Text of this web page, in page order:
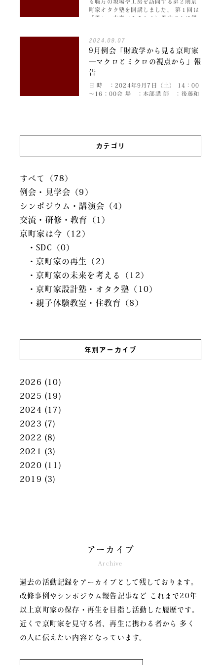
る職方の現場や工房を訪問する第２期京
町家オタク塾を開講しました。 第１回は
「畳」。東奥（あちおく）畳店さんに伺
2024.09.07
9月例会「財政学から見る京町家
―マクロとミクロの視点から」報
告
日 時 ：2024年9月7日（土） 14：00
～16：00会 場 ：本部講 師 ：後藤和
カテゴリ
すべて（78）
例会・見学会（9）
シンポジウム・講演会（4）
交流・研修・教育（1）
京町家は今（12）
・SDC（0）
・京町家の再生（2）
・京町家の未来を考える（12）
・京町家設計塾・オタク塾（10）
・親子体験教室・住教育（8）
年別アーカイブ
2026 (10)
2025 (19)
2024 (17)
2023 (7)
2022 (8)
2021
(3)
2020 (11)
2019 (3)
アーカイブ
Archive
過去の活動記録をアーカイブとして残しております。
改修事例やシンポジウム報告記事など
これまで20年
以上京町家の保存・再生を目指し活動した履歴です。
近くで京町家を見守る者、再生に携わる者から
多く
の人に伝えたい内容となっています。